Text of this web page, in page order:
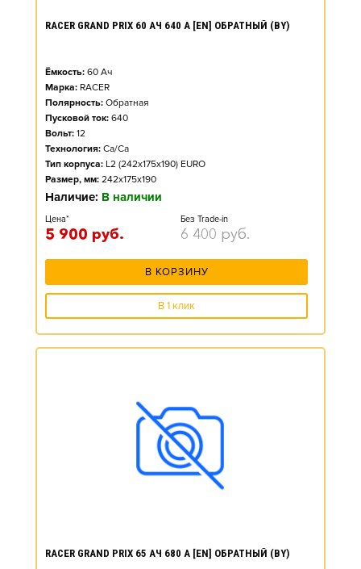
RACER GRAND PRIX 60 АЧ 640 А [EN] ОБРАТНЫЙ (BY)
Ёмкость: 60 Ач
Марка: RACER
Полярность: Обратная
Пусковой ток: 640
Вольт: 12
Технология: Ca/Ca
Тип корпуса: L2 (242x175x190) EURO
Размер, мм: 242x175x190
Наличие: В наличии
Цена*
5 900 руб.
Без Trade-in
6 400 руб.
В КОРЗИНУ
В 1 клик
RACER GRAND PRIX 65 АЧ 680 А [EN] ОБРАТНЫЙ (BY)